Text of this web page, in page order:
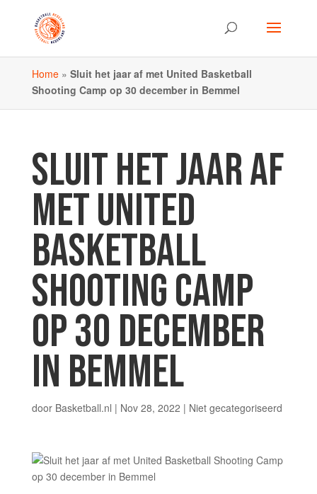
Home» Sluit het jaar af met United Basketball
Shooting Camp op 30 december in Bemmel
SLUIT HET JAAR AF
MET UNITED
BASKETBALL
SHOOTING CAMP
OP 30 DECEMBER
IN BEMMEL
door Basketball.nl | Nov 28, 2022 | Niet gecategoriseerd